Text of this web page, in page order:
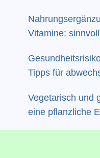
Vitamine:
Tipps für
Vegetarisch und
eine pflanzliche